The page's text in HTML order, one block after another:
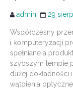
admin 29
Współczesny
i komputeryzacji
spełniane a
szybszym tempie
dużej dokładności
wątpienia